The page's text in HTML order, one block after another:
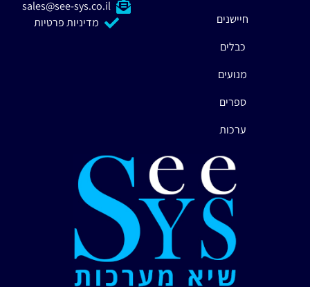
חיישנים
כבלים
מנועים
ספרים
ערכות
sales@see-sys.co.il
מדיניות פרטיות